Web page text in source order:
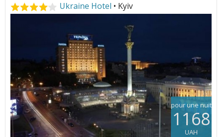
Ukraine Hotel • Kyiv
pour une nuit
1168
UAH